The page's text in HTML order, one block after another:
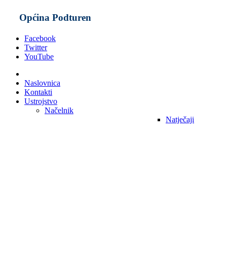
Općina Podturen
Facebook
Twitter
YouTube
Naslovnica
Kontakti
Ustrojstvo
Načelnik
Natječaji